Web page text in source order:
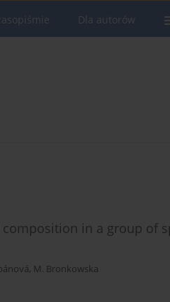
Dla autorów
in a group of
, M. Bronkowska